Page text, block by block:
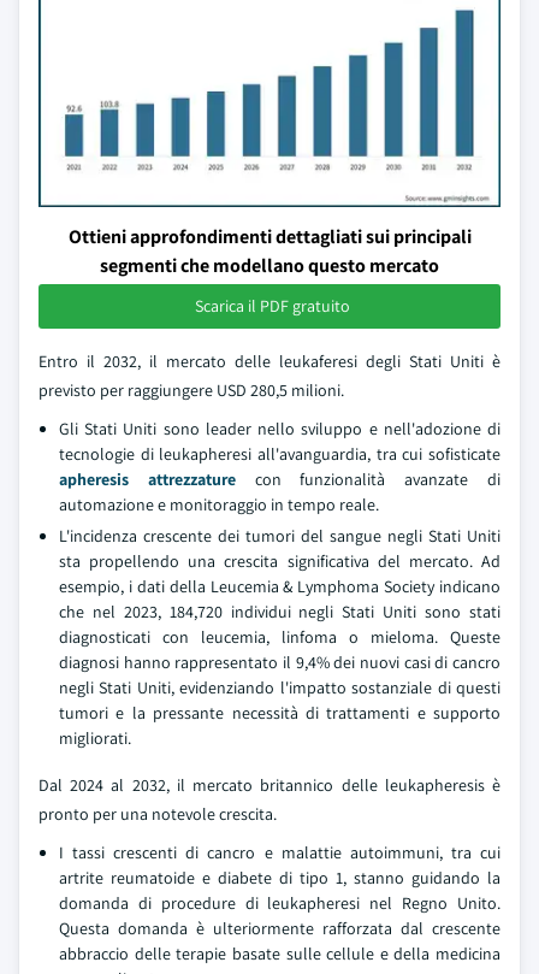
Ottieni approfondimenti dettagliati sui principali
segmenti che modellano questo mercato
Scarica il PDF gratuito
Entro il 2032, il mercato delle leukaferesi degli Stati Uniti è
previsto per raggiungere USD 280,5 milioni.
Gli Stati Uniti sono leader nello sviluppo e nell'adozione di
tecnologie di leukapheresi all'avanguardia, tra cui sofisticate
apheresis attrezzaturecon funzionalità avanzate di
automazione e monitoraggio in tempo reale.
L'incidenza crescente dei tumori del sangue negli Stati Uniti
sta propellendo una crescita significativa del mercato. Ad
esempio, i dati della Leucemia & Lymphoma Society indicano
che nel 2023, 184,720 individui negli Stati Uniti sono stati
diagnosticati con leucemia, linfoma o mieloma. Queste
diagnosi hanno rappresentato il 9,4% dei nuovi casi di cancro
negli Stati Uniti, evidenziando l'impatto sostanziale di questi
tumori e la pressante necessità di trattamenti e supporto
migliorati.
Dal 2024 al 2032, il mercato britannico delle leukapheresis è
pronto per una notevole crescita.
I tassi crescenti di cancro e malattie autoimmuni, tra cui
artrite reumatoide e diabete di tipo 1, stanno guidando la
domanda di procedure di leukapheresi nel Regno Unito.
Questa domanda è ulteriormente rafforzata dal crescente
abbraccio delle terapie basate sulle cellule e della medicina